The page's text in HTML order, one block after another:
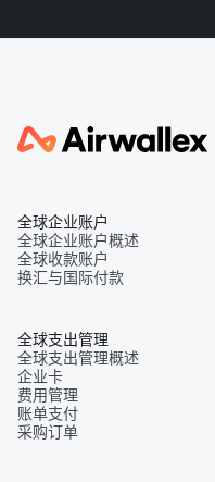
全球企业账户
全球企业账户概述
全球收款账户
换汇与国际付款
全球支出管理
全球支出管理概述
企业卡
费用管理
账单支付
采购订单